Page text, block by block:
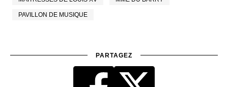
PAVILLON DE MUSIQUE
PARTAGEZ